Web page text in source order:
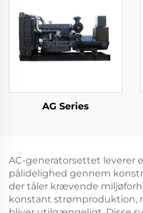
AG Series
AC-generatorsettet leverer
pålidelighed gennem
der tåler krævende
konstant strømproduktion,